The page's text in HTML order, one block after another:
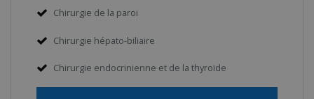
Chirurgie de la paroi
Chirurgie hépato-biliaire
Chirurgie endocrinienne et de la thyroïde